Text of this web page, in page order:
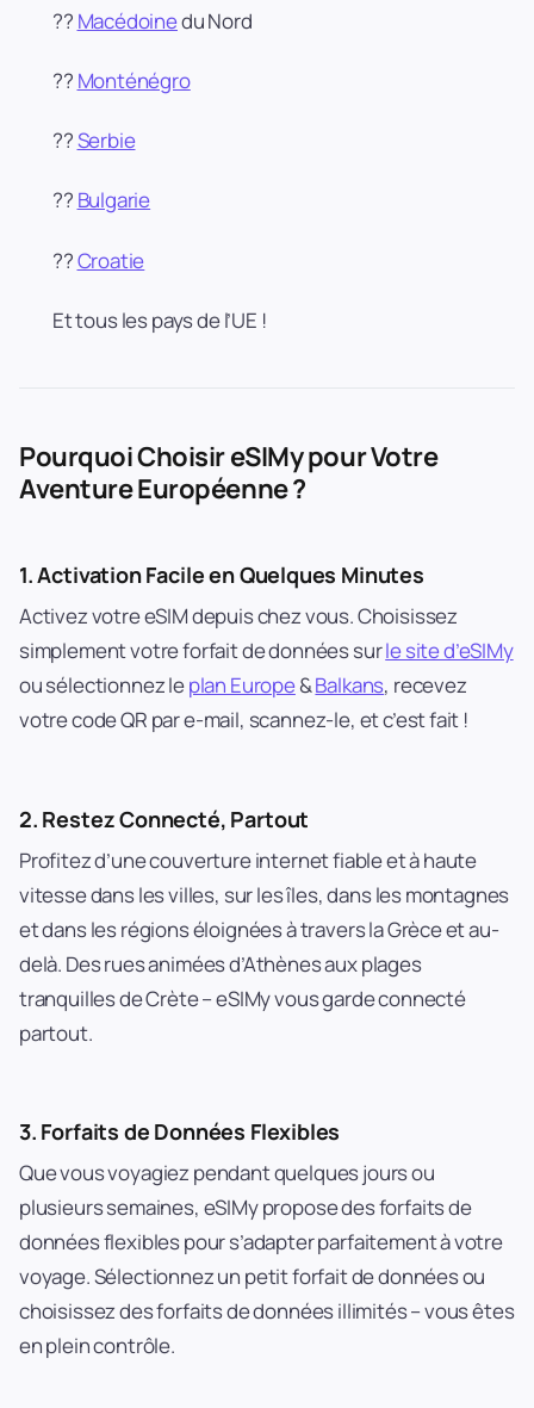
?? Macédoinedu Nord
?? Monténégro
??Serbie
?? Bulgarie
??Croatie
Et tous les pays de l’UE !
Pourquoi Choisir eSIMy pour Votre
Aventure Européenne ?
1.Activation Facile en Quelques Minutes
Activez votre eSIM depuis chez vous. Choisissez
simplement votre forfait de données surle site d’eSIMy
ou sélectionnez leplan Europe&Balkans, recevez
votre code QR par e-mail, scannez-le, et c’est fait !
2. Restez Connecté, Partout
Profitez d’une couverture internet fiable et à haute
vitesse dans les villes, sur les îles, dans les montagnes
et dans les régions éloignées à travers la Grèce et au-
delà. Des rues animées d’Athènes aux plages
tranquilles de Crète – eSIMy vous garde connecté
partout.
3. Forfaits de Données Flexibles
Que vous voyagiez pendant quelques jours ou
plusieurs semaines, eSIMy propose des forfaits de
données flexibles pour s’adapter parfaitement à votre
voyage. Sélectionnez un petit forfait de données ou
choisissez des forfaits de données illimités – vous êtes
en plein contrôle.